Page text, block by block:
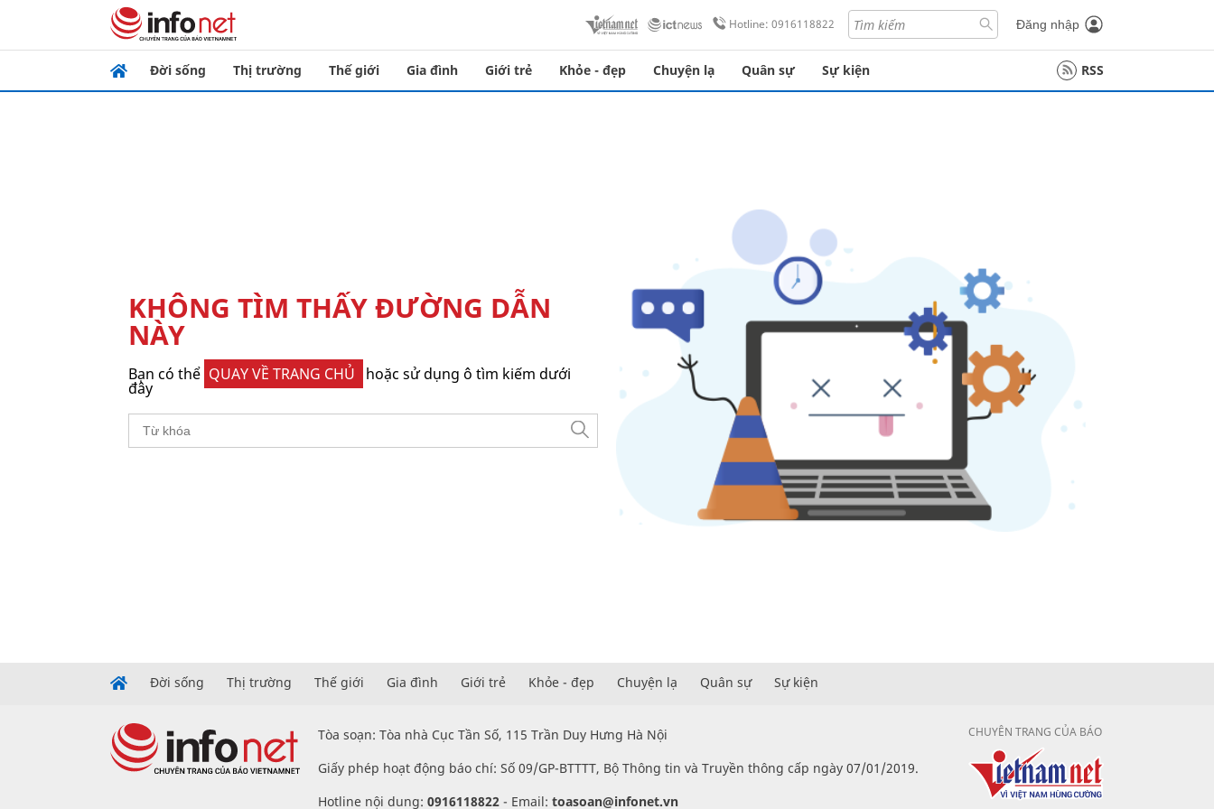
Hotline: 0916118822 Đăng nhập
Đời sống Thị trường Thế giới Gia đình Giới trẻ Khỏe - đẹp Chuyện lạ Quân sự Sự kiện RSS
KHÔNG TÌM THẤY ĐƯỜNG DẪN
NÀY
Bạn có thể QUAY VỀ TRANG CHỦ hoặc sử dụng ô tìm kiếm dưới
đây
Đời sống Thị trường Thế giới Gia đình Giới trẻ Khỏe - đẹp Chuyện lạ Quân sự Sự kiện
Tòa soạn: Tòa nhà Cục Tần Số, 115 Trần Duy Hưng Hà Nội
Giấy phép hoạt động báo chí: Số 09/GP-BTTTT, Bộ Thông tin và Truyền thông cấp ngày 07/01/2019.
Hotline nội dung: 0916118822 - Email: toasoan@infonet.vn
CHUYÊN TRANG CỦA BÁO